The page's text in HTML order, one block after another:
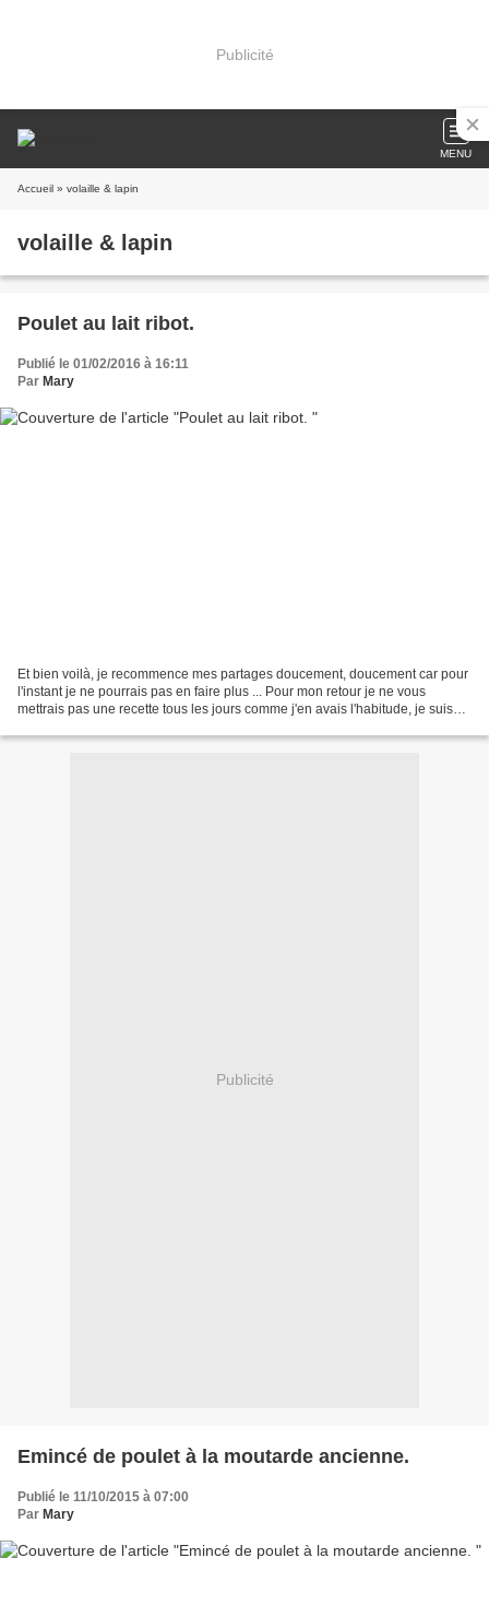
Publicité
MENU
Accueil » volaille & lapin
volaille & lapin
Poulet au lait ribot.
Publié le 01/02/2016 à 16:11
Par Mary
Et bien voilà, je recommence mes partages doucement, doucement car pour
l'instant je ne pourrais pas en faire plus ... Pour mon retour je ne vous
mettrais pas une recette tous les jours comme j'en avais l'habitude, je suis
Publicité
Emincé de poulet à la moutarde ancienne.
Publié le 11/10/2015 à 07:00
Par Mary